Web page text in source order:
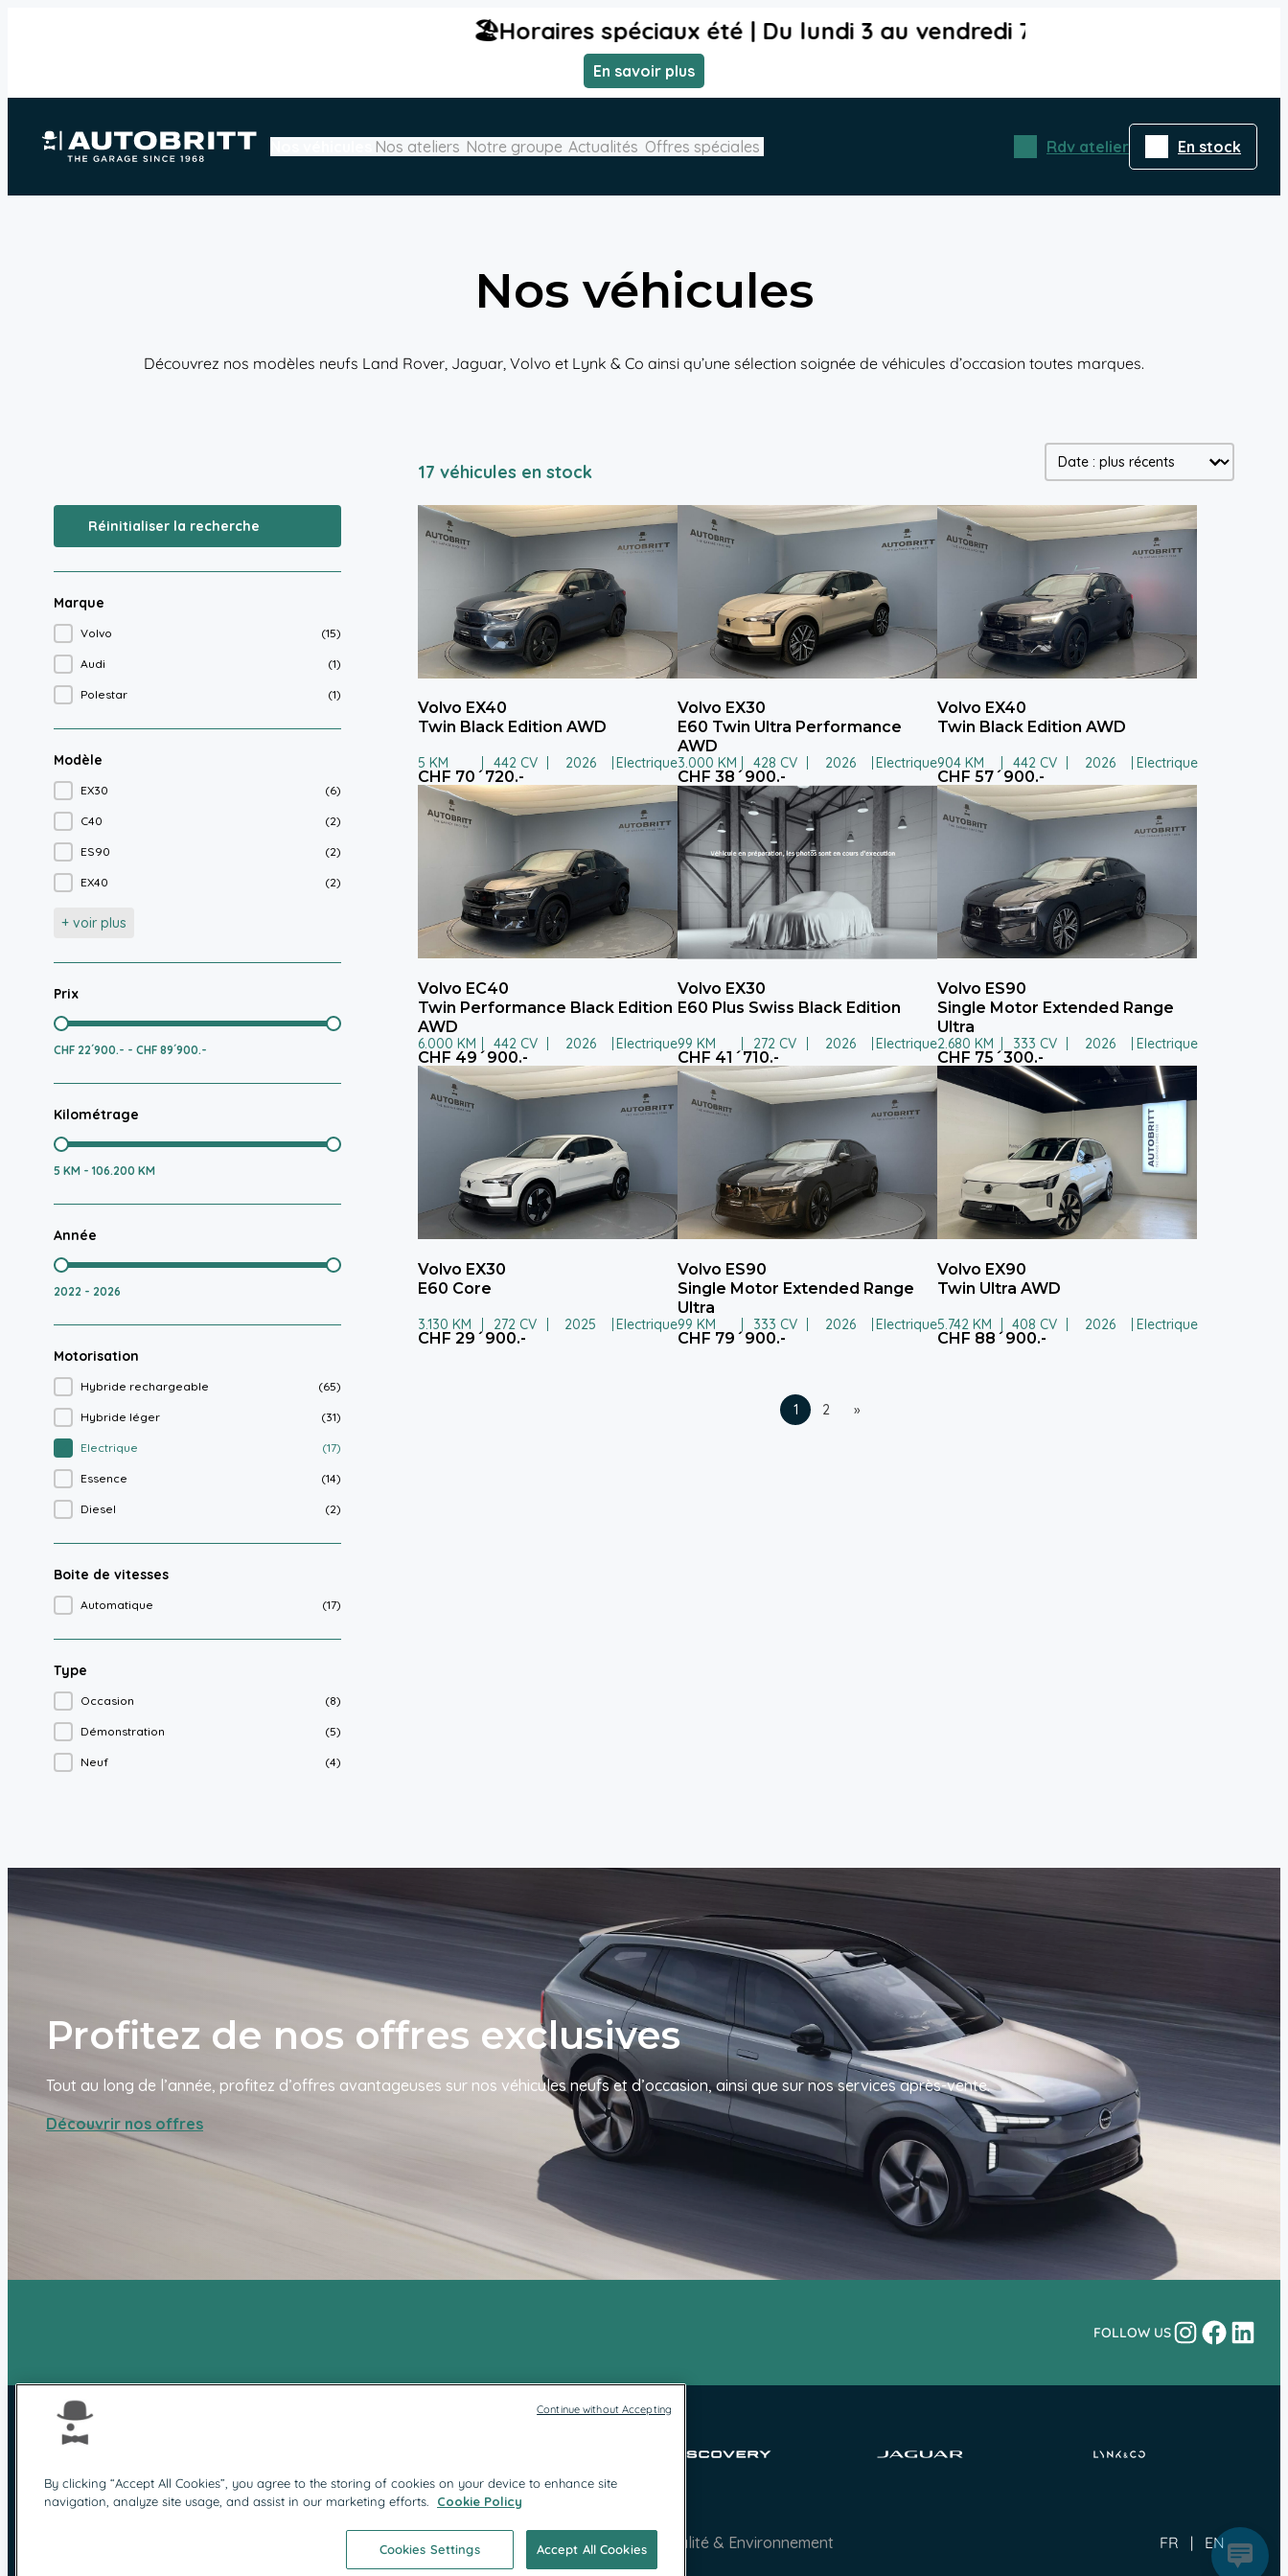
🏖️Horaires spéciaux été | Du lundi 3 au vendredi 7 août : 8h–17h | Samedi 8 août : fermé |
En savoir plus
Nos ateliers Notre groupe Actualités Offres spéciales Rdv atelier En stock
Nos véhicules
Découvrez nos modèles neufs Land Rover, Jaguar, Volvo et Lynk & Co ainsi qu’une sélection soignée de véhicules d’occasion toutes marques.
Réinitialiser la recherche
Marque
Marque
Volvo (15)
Audi (1)
Polestar (1)
Modèle
Modèle
EX30 (6)
C40 (2)
ES90 (2)
EX40 (2)
+ voir plus
Prix
Prix
CHF 22´900.- - CHF 89´900.-
Kilométrage
Kilométrage
5 KM - 106.200 KM
Année
Année
2022 - 2026
Motorisation
Motorisation
Hybride rechargeable (65)
Hybride léger (31)
Electrique (17)
Essence (14)
Diesel (2)
Boite de vitesses
Boite de vitesses
Automatique (17)
Type
TypeOccasion (8)
Démonstration (5)
Neuf (4)
17 véhicules en stock
Car Filters
Trier le contenu
Volvo EX40
Twin Black Edition AWD
5 KM 442 CV 2026 Electrique
CHF 70´720.-
Volvo EX30
E60 Twin Ultra Performance
AWD
3.000 KM 428 CV 2026 Electrique
CHF 38´900.-
Volvo EX40
Twin Black Edition AWD
904 KM 442 CV 2026 Electrique
CHF 57´900.-
Volvo EC40
Twin Performance Black Edition
AWD
6.000 KM 442 CV 2026 Electrique
CHF 49´900.-
Volvo EX30
E60 Plus Swiss Black Edition
99 KM 272 CV 2026 Electrique
CHF 41´710.-
Volvo ES90
Single Motor Extended Range
Ultra
2.680 KM 333 CV 2026 Electrique
CHF 75´300.-
Volvo EX30
E60 Core
3.130 KM 272 CV 2025 Electrique
CHF 29´900.-
Volvo ES90
Single Motor Extended Range
Ultra
99 KM 333 CV 2026 Electrique
CHF 79´900.-
Volvo EX90
Twin Ultra AWD
5.742 KM 408 CV 2026 Electrique
CHF 88´900.-
1 2 »
Profitez de nos offres exclusives
Tout au long de l’année, profitez d’offres avantageuses sur nos véhicules neufs et d’occasion, ainsi que sur nos services après-vente.
Découvrir nos offres
FOLLOW USInstagram
Protection des données Mentions légales ContactPolitique Qualité & Environnement FR EN
By clicking “Accept All Cookies”, you agree to the storing of cookies on your device to enhance site
navigation, analyze site usage, and assist in our marketing efforts.
Cookie Policy
Cookies Settings Accept All Cookies
Continue without Accepting